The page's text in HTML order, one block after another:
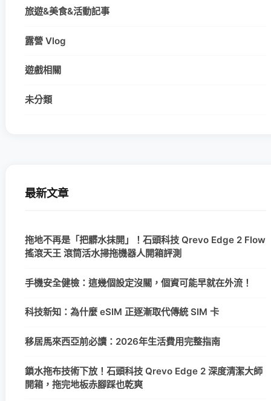
旅遊&美食&活動記事
露營 Vlog
遊戲相關
未分類
最新文章
拖地不再是「把髒水抹開」！石頭科技 Qrevo Edge 2 Flow
搖滾天王 滾筒活水掃拖機器人開箱評測
手機安全健檢：這幾個設定沒關，個資可能早就在外流！
科技新知：為什麼 eSIM 正逐漸取代傳統 SIM 卡
移居馬來西亞前必讀：2026年生活費用完整指南
鎖水拖布技術下放！石頭科技 Qrevo Edge 2 深度清潔大師
開箱，拖完地板赤腳踩也乾爽